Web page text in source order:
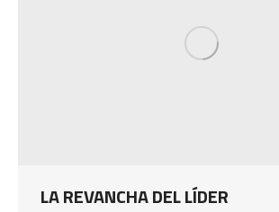
LA REVANCHA DEL LÍDER